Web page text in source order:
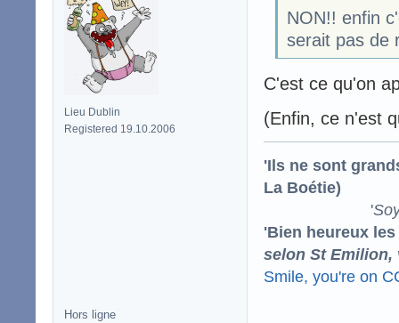
Lieu Dublin
Registered 19.10.2006
NON!! enfin
serait pas de
C'est ce qu'on
(Enfin, ce n'est
'Ils ne sont
La Boétie)
'
'Bien heureux
selon St Emilion,
Smile, you're on
Hors ligne